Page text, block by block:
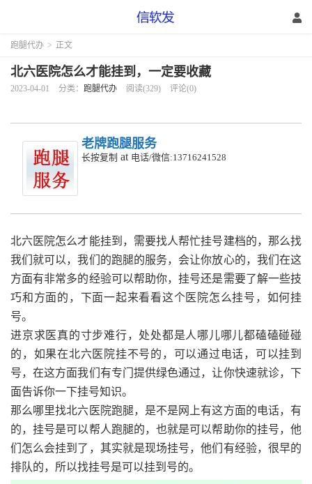
跑腿代办 > 正文
北六医院怎么才能挂到，一定要收藏
2023-04-01 分类： 跑腿代办 阅读(329) 评论(0)
老牌跑腿服务
长按复制 at 电话/微信:13716241528
北六医院怎么才能挂到，需要找人帮忙挂号建档的，那么找
我们就可以，我们的跑腿的服务，会让你放心的，我们在这
方面有非常多的经验可以帮助你，挂号还是需要了解一些技
巧和方面的，下面一起来看看这个医院怎么挂号，如何挂
号。
进京求医真的寸步难行，处处都是人哪儿哪儿都磕磕碰碰
的，如果在北六医院挂不号的，可以通过电话，可以挂到
号，在这方面我们有专门提供绿色通过，让你快速就诊，下
面告诉你一下挂号知识。
那么哪里找北六医院跑腿，是不是网上有这方面的电话，有
的，挂号是可以帮人跑腿的，也就是可以帮助你的挂号，他
们怎么会挂到了，其实就是现场挂号，他们有经验，很早的
排队的，所以找挂号是可以挂到号的。